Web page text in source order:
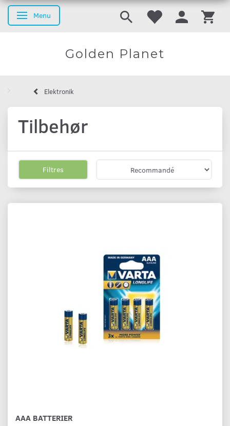
Basculer la navigation
Menu
Golden Planet
Elektronik
Tilbehør
Filtres
AAA BATTERIER